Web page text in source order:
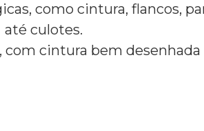
como cintura, flancos,
até culotes.
cintura bem desenhada